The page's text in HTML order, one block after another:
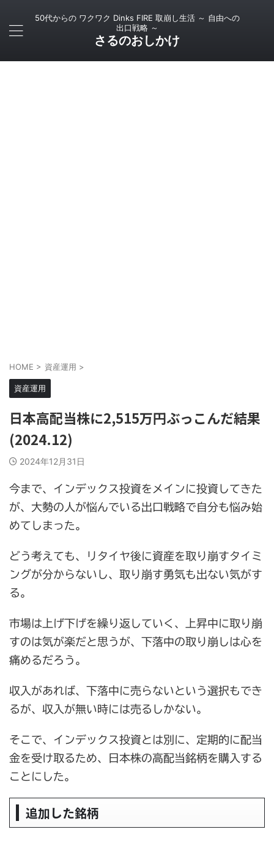
50代からの ワクワク Dinks FIRE 取崩し生活 ～ 自由への
出口戦略 ～
さるのおしかけ
HOME > 資産運用 >
資産運用
日本高配当株に2,515万円ぶっこんだ結果
(2024.12)
2024年12月31日
今まで、インデックス投資をメインに投資してきた
が、大勢の人が悩んでいる出口戦略で自分も悩み始
めてしまった。
どう考えても、リタイヤ後に資産を取り崩すタイミ
ングが分からないし、取り崩す勇気も出ない気がす
る。
市場は上げ下げを繰り返していく、上昇中に取り崩
すのは気が楽だと思うが、下落中の取り崩しは心を
痛めるだろう。
収入があれば、下落中に売らないという選択もでき
るが、収入が無い時には売るしかない。
そこで、インデックス投資とは別に、定期的に配当
金を受け取るため、日本株の高配当銘柄を購入する
ことにした。
追加した銘柄